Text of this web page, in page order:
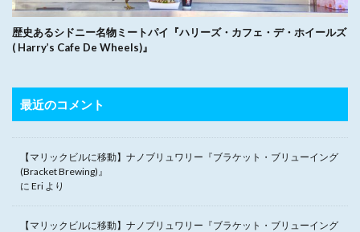
歴史あるシドニー名物ミートパイ『ハリーズ・カフェ・デ・ホイールズ
( Harry’s Cafe De Wheels)』
最近のコメント
【マリックビルに移動】ナノブリュワリー『ブラケット・ブリューイング
(Bracket Brewing)』
に Eri より
【マリックビルに移動】ナノブリュワリー『ブラケット・ブリューイング